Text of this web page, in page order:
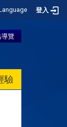
登入
覽
驗